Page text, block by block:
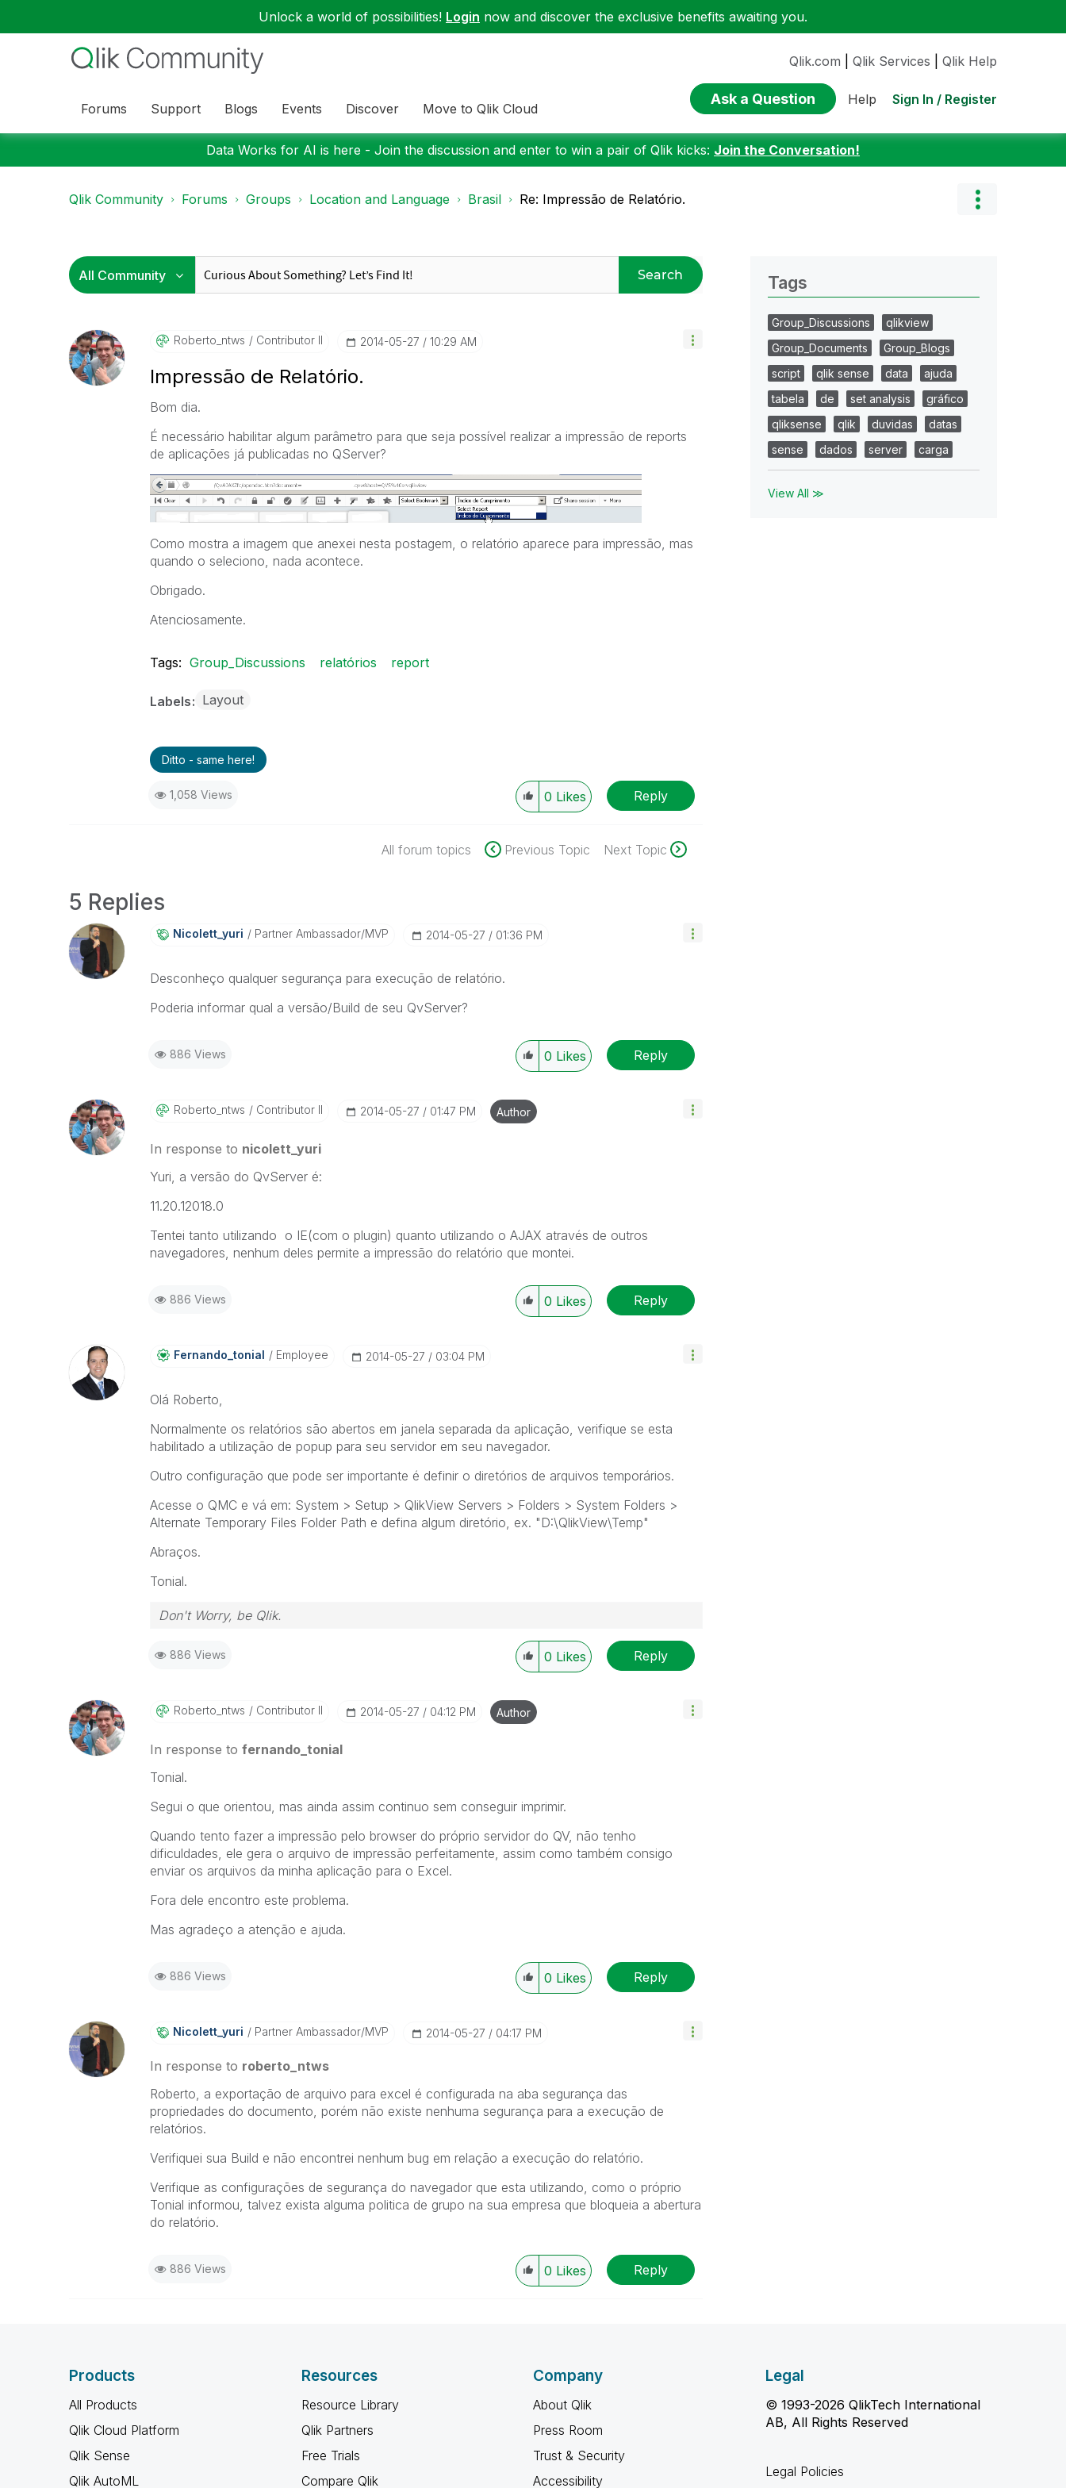
Unlock a world of possibilities! Login now and discover the exclusive benefits awaiting you.
Forums Support Blogs Events Discover Move to Qlik Cloud
Qlik.com Qlik Services Qlik Help
Ask a Question Help Sign In / Register
Data Works for AI is here - Join the discussion and enter to win a pair of Qlik kicks: Join the Conversation!
Qlik Community Forums Groups Location and Language Brasil Re: Impressão de Relatório.
Search
Roberto_ntws Contributor II ‎2014-05-27 10:29 AM
Impressão de Relatório.
Bom dia.
É necessário habilitar algum parâmetro para que seja possível realizar a impressão de reports
de aplicações já publicadas no QServer?
Como mostra a imagem que anexei nesta postagem, o relatório aparece para impressão, mas
quando o seleciono, nada acontece.
Obrigado.
Atenciosamente.
Tags: Group_Discussions relatórios report
Labels Layout
Ditto - same here!
1,058 Views 0 Likes Reply
All forum topics Previous Topic Next Topic
5 Replies
Nicolett_yuri Partner Ambassador/MVP ‎2014-05-27 01:36 PM
Desconheço qualquer segurança para execução de relatório.
Poderia informar qual a versão/Build de seu QvServer?
886 Views 0 Likes Reply
Roberto_ntws Contributor II ‎2014-05-27 01:47 PM Author
In response to nicolett_yuri
Yuri, a versão do QvServer é:
11.20.12018.0
Tentei tanto utilizando o IE(com o plugin) quanto utilizando o AJAX através de outros
navegadores, nenhum deles permite a impressão do relatório que montei.
886 Views 0 Likes Reply
Fernando_tonial Employee ‎2014-05-27 03:04 PM
Olá Roberto,
Normalmente os relatórios são abertos em janela separada da aplicação, verifique se esta
habilitado a utilização de popup para seu servidor em seu navegador.
Outro configuração que pode ser importante é definir o diretórios de arquivos temporários.
Acesse o QMC e vá em: System > Setup > QlikView Servers > Folders > System Folders >
Alternate Temporary Files Folder Path e defina algum diretório, ex. "D:\QlikView\Temp"
Abraços.
Tonial.
Don't Worry, be Qlik.
886 Views 0 Likes Reply
Roberto_ntws Contributor II ‎2014-05-27 04:12 PM Author
In response to fernando_tonial
Tonial.
Segui o que orientou, mas ainda assim continuo sem conseguir imprimir.
Quando tento fazer a impressão pelo browser do próprio servidor do QV, não tenho
dificuldades, ele gera o arquivo de impressão perfeitamente, assim como também consigo
enviar os arquivos da minha aplicação para o Excel.
Fora dele encontro este problema.
Mas agradeço a atenção e ajuda.
886 Views 0 Likes Reply
Nicolett_yuri Partner Ambassador/MVP ‎2014-05-27 04:17 PM
In response to roberto_ntws
Roberto, a exportação de arquivo para excel é configurada na aba segurança das
propriedades do documento, porém não existe nenhuma segurança para a execução de
relatórios.
Verifiquei sua Build e não encontrei nenhum bug em relação a execução do relatório.
Verifique as configurações de segurança do navegador que esta utilizando, como o próprio
Tonial informou, talvez exista alguma politica de grupo na sua empresa que bloqueia a abertura
do relatório.
886 Views 0 Likes Reply
Tags
Group_Discussions
qlikview
Group_Documents
Group_Blogs
script
qlik sense data
ajuda
tabela
de set analysis
gráfico
qliksense
qlik duvidas
datas
sense
dados server carga
View All ≫
Products
All Products
Qlik Cloud Platform
Qlik Sense
Qlik AutoML
Resources
Resource Library
Qlik Partners
Free Trials
Compare Qlik
Company
About Qlik
Press Room
Trust & Security
Accessibility
Legal
© 1993-2026 QlikTech International
AB, All Rights Reserved
Legal Policies